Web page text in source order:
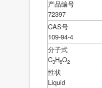
产品编号
72397
CAS号
109-94-4
分子式
C3H6O2
性状
Liquid